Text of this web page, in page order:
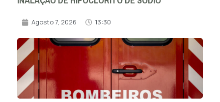
Agosto 7, 2026 13:30